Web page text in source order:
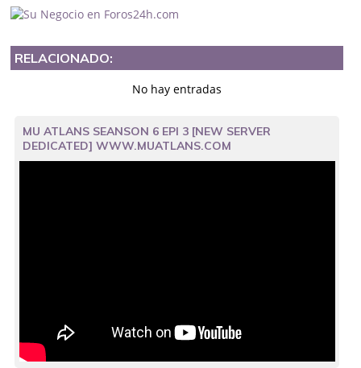
RELACIONADO:
No hay entradas
MU ATLANS SEANSON 6 EPI 3 [NEW SERVER
DEDICATED] WWW.MUATLANS.COM